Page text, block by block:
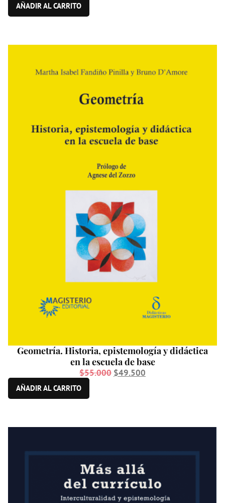
AÑADIR AL CARRITO
Geometría. Historia, epistemología y didáctica
en la escuela de base
$55.000 $49.500
AÑADIR AL CARRITO